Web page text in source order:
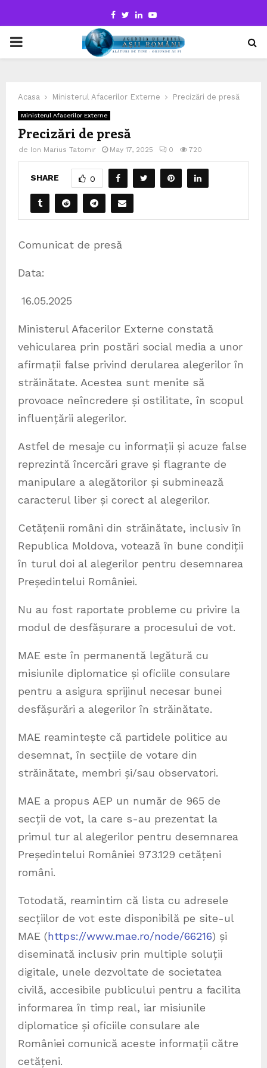
Facebook
TwitterLinkedinYoutube
PRIMARY
Acasa Ministerul Afacerilor Externe Precizări de presă
Ministerul Afacerilor Externe
Precizări de presă
de Ion Marius Tatomir May 17, 2025 0 720
SHARE 0
Comunicat de presă
Data:
16.05.2025
Ministerul Afacerilor Externe constată
vehicularea prin postări social media a unor
afirmații false privind derularea alegerilor în
străinătate. Acestea sunt menite să
provoace neîncredere și ostilitate, în scopul
influențării alegerilor.
Astfel de mesaje cu informații și acuze false
reprezintă încercări grave și flagrante de
manipulare a alegătorilor și subminează
caracterul liber și corect al alegerilor.
Cetățenii români din străinătate, inclusiv în
Republica Moldova, votează în bune condiții
în turul doi al alegerilor pentru desemnarea
Președintelui României.
Nu au fost raportate probleme cu privire la
modul de desfășurare a procesului de vot.
MAE este în permanentă legătură cu
misiunile diplomatice și oficiile consulare
pentru a asigura sprijinul necesar bunei
desfășurări a alegerilor în străinătate.
MAE reamintește că partidele politice au
desemnat, în secțiile de votare din
străinătate, membri și/sau observatori.
MAE a propus AEP un număr de 965 de
secții de vot, la care s-au prezentat la
primul tur al alegerilor pentru desemnarea
Președintelui României 973.129 cetățeni
români.
Totodată, reamintim că lista cu adresele
secțiilor de vot este disponibilă pe site-ul
MAE (https://www.mae.ro/node/66216) și
diseminată inclusiv prin multiple soluții
digitale, unele dezvoltate de societatea
civilă, accesibile publicului pentru a facilita
informarea în timp real, iar misiunile
diplomatice și oficiile consulare ale
României comunică aceste informații către
cetățeni.